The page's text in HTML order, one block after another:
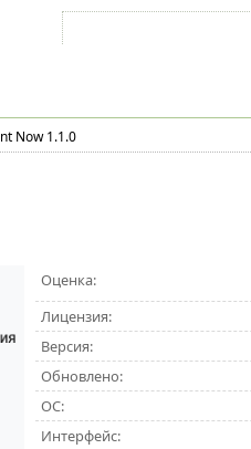
Now 1.1.0
Оценка:
Лицензия:
Версия:
Обновлено:
ОС:
Интерфейс: